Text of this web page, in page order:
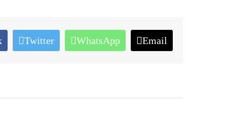
Twitter WhatsApp Email